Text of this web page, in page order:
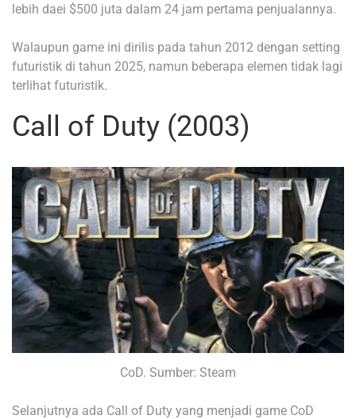
lebih daei $500 juta dalam 24 jam pertama penjualannya.
Walaupun game ini dirilis pada tahun 2012 dengan setting
futuristik di tahun 2025, namun beberapa elemen tidak lagi
terlihat futuristik.
Call of Duty (2003)
CoD. Sumber: Steam
Selanjutnya ada Call of Duty yang menjadi game CoD